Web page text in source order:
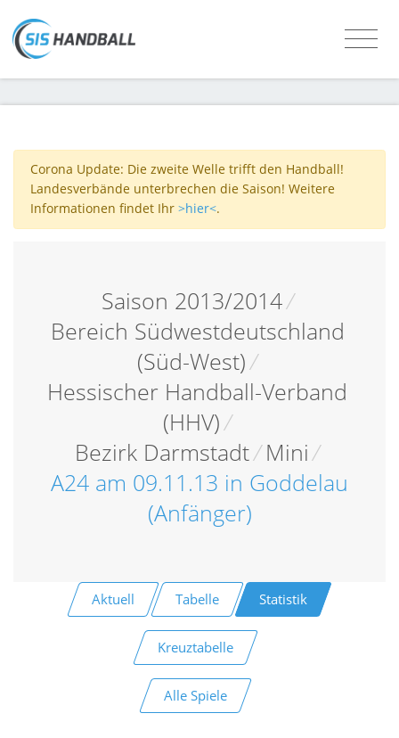
Corona Update: Die zweite Welle trifft den Handball!
Landesverbände unterbrechen die Saison! Weitere
Informationen findet Ihr >hier<.
Saison 2013/2014/
Bereich Südwestdeutschland
(Süd-West)/
Hessischer Handball-Verband
(HHV)/
Bezirk Darmstadt/ Mini/
A24 am 09.11.13 in Goddelau
(Anfänger)
Aktuell Tabelle Statistik
Kreuztabelle
Alle Spiele